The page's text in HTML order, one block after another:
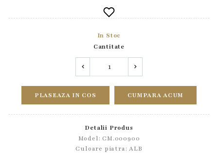
In Stoc
Cantitate
PLASEAZA IN COS CUMPARA ACUM
Detalii Produs
Model: CM.000900
Culoare piatra: ALB